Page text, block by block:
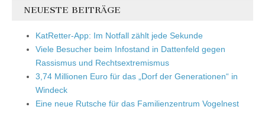
NEUESTE BEITRÄGE
KatRetter-App: Im Notfall zählt jede Sekunde
Viele Besucher beim Infostand in Dattenfeld gegen
Rassismus und Rechtsextremismus
3,74 Millionen Euro für das „Dorf der Generationen“ in
Windeck
Eine neue Rutsche für das Familienzentrum Vogelnest